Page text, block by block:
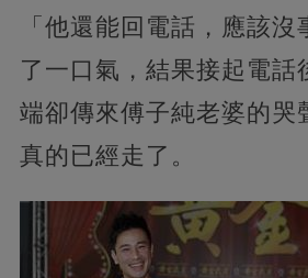
「他還能回電話，應該
了一口氣，結果接起電話
端卻傳來傅子純老婆的哭
真的已經走了。